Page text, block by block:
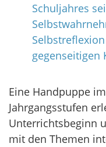
Schuljahres
gegenseitigen
Eine Handpuppe
Jahrgangsstufen
Unterrichtsbeginn
mit den Themen